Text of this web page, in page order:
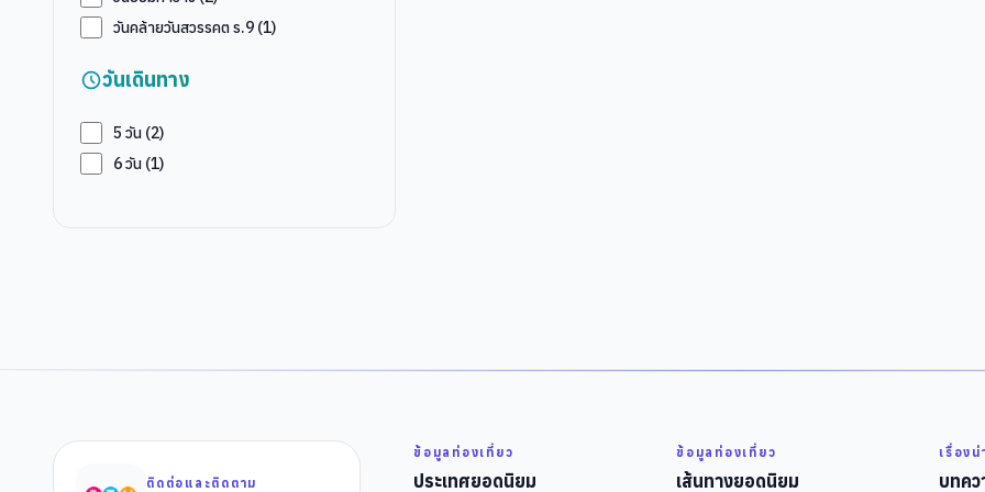
วันคล้ายวันสวรรคต ร.9 (1)
วันเดินทาง
5 วัน (2)
6วัน (1)
ติดต่อและติดตาม
ข้อมูลท่องเที่ยว
ประเทศยอดนิยม
ข้อมูลท่องเที่ยว
เส้นทางยอดนิยม
เรื่องน่
บทคว